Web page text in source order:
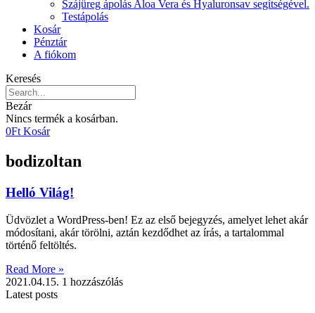
Szájüreg ápolás Aloa Vera és Hyaluronsav segítségével.
Testápolás
Kosár
Pénztár
A fiókom
Keresés
Bezár
Nincs termék a kosárban.
0Ft Kosár
bodizoltan
Helló Világ!
Üdvözlet a WordPress-ben! Ez az első bejegyzés, amelyet lehet akár
módosítani, akár törölni, aztán kezdődhet az írás, a tartalommal
történő feltöltés.
Read More »
2021.04.15. 1 hozzászólás
Latest posts